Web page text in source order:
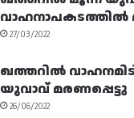
വാഹനാപകടത്തിൽ
27/03/2022
ഖത്തറിൽ
യുവാവ് മരണപ്പെട്ടു
26/06/2022